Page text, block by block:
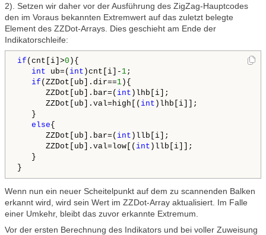
2). Setzen wir daher vor der Ausführung des ZigZag-Hauptcodes
den im Voraus bekannten Extremwert auf das zuletzt belegte
Element des ZZDot-Arrays. Dies geschieht am Ende der
Indikatorschleife:
if (cnt[i]>0 ){
int ub=( int )cnt[i]- 1;
if (ZZDot[ub].dir==1 ){
ZZDot[ub].bar=( int )lhb[i];
ZZDot[ub].val=high[( int )lhb[i]];
}
else{
ZZDot[ub].bar=( int )llb[i];
ZZDot[ub].val=low[( int )llb[i]];
}
Wenn nun ein neuer Scheitelpunkt auf dem zu scannenden Balken
erkannt wird, wird sein Wert im ZZDot-Array aktualisiert. Im Falle
einer Umkehr, bleibt das zuvor erkannte Extremum.
Vor der ersten Berechnung des Indikators und bei voller Zuweisung